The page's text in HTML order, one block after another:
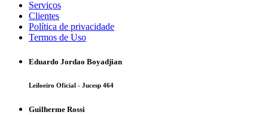
Serviços
Clientes
Política de privacidade
Termos de Uso
Eduardo Jordao Boyadjian
Leiloeiro Oficial - Jucesp 464
Guilherme Rossi